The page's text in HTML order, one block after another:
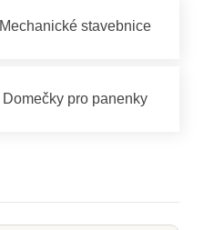
Mechanické stavebnice
Domečky pro panenky